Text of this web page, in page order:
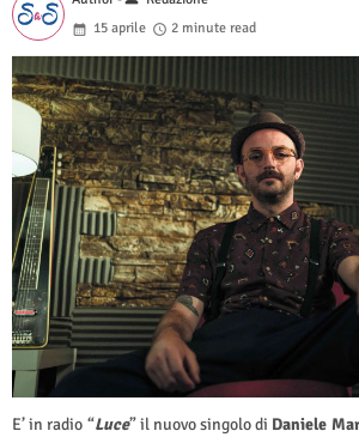
15 aprile
2 minute read
E’ in radio “Luce” il nuovo singolo di Daniele